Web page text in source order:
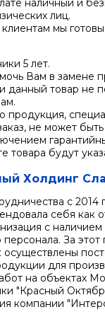
наличный и
лиц.
мы
5 лет.
Вам в замене
данный товар не
продукция,
не может
товара будут
Холдинг
с 2014
себя как
с
За
осуществлены
для
на объектах
"Красный
компании